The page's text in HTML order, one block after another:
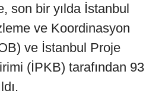
son bir yılda İstanbul
ve Koordinasyon
ve İstanbul Proje
(İPKB) tarafından 93